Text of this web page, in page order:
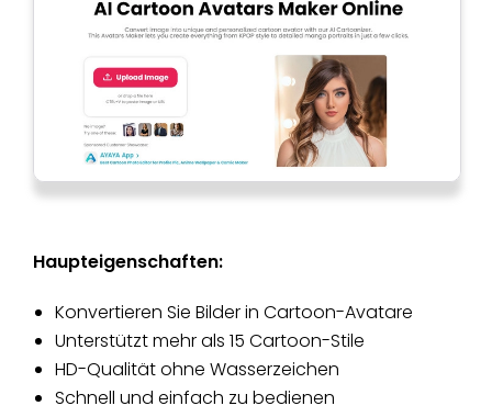
Haupteigenschaften:
Konvertieren Sie Bilder in Cartoon-Avatare
Unterstützt mehr als 15 Cartoon-Stile
HD-Qualität ohne Wasserzeichen
Schnell und einfach zu bedienen